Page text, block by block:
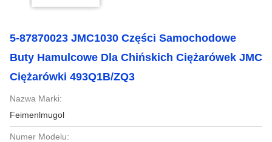
5-87870023 JMC1030 Części Samochodowe
Buty Hamulcowe Dla Chińskich Ciężarówek JMC
Ciężarówki 493Q1B/ZQ3
Nazwa Marki:
Feimenlmugol
Numer Modelu: